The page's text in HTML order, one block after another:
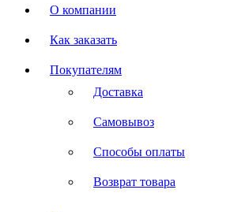
О компании
Как заказать
Покупателям
Доставка
Самовывоз
Способы оплаты
Возврат товара